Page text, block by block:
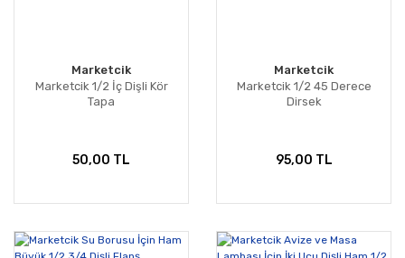
Marketcik
Marketcik 1/2 İç Dişli Kör
Tapa
50,00 TL
Marketcik
Marketcik 1/2 45 Derece
Dirsek
95,00 TL